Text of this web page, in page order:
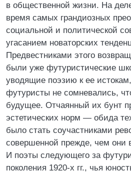
в общественной жизни. На
время самых грандиозных
социальной и политической
угасанием новаторских
Предвестниками этого
были уже футуристические
уводящие поэзию к ее
футуристы не сомневались,
будущее. Отчаянный их бунт
эстетических норм — обида
было стать соучастниками
совершенной прежде, чем они
И поэты следующего за
поколения 1920-х гг., чья